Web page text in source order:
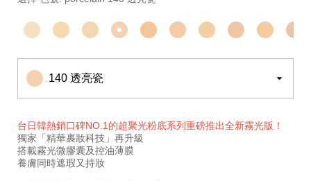
1012314230
140 透亮瓷
台日韓熱銷口碑NO.1的超聚光粉底系列重磅推出全新霧光版！
獨家「精華裹妝科技」再升級
搭載霧光微膠囊及控油薄膜
養膚同時遮瑕又持妝